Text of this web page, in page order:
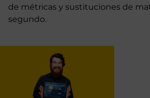
de métricas y sustituciones de
segundo.